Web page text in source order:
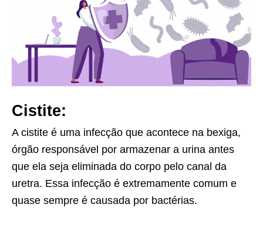
Cistite:
A cistite é uma infecção que acontece na bexiga,
órgão responsável por armazenar a urina antes
que ela seja eliminada do corpo pelo canal da
uretra. Essa infecção é extremamente comum e
quase sempre é causada por bactérias.